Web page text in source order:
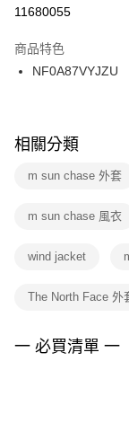
１．於結帳方式選擇
２．訂單成立數日內
３．收到繳費通知簡
ATM／網路銀行／等
※ 交易是否成功請以
是否繳費成功／繳費
客戶支援中心」
１．透過由恩沛科技
權轉讓予恩沛科技股
３．未成年的使用者
４．使用「AFTEE先
每筆NT$100，滿
付款後門市自取
每筆NT$100，滿
11680055
商品特色
NF0A87VYJZU
相關分類
m sun chase 外套
m sun chase 風衣
wind jacket
The North Face 外
一 必買清單 一